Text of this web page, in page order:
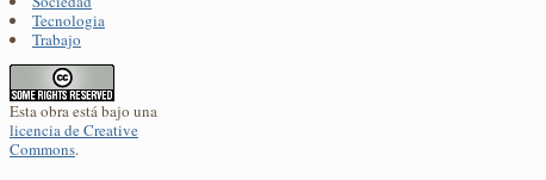
Tecnologia
Trabajo
Esta obra está bajo una
licencia de Creative
Commons.